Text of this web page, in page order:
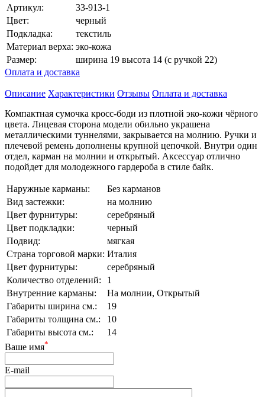
Артикул:
33-913-1
Цвет:
черный
Подкладка:
текстиль
Материал верха: эко-кожа
Размер:
ширина 19 высота 14 (с ручкой 22)
Оплата и доставка
Описание Характеристики Отзывы Оплата и доставка
Компактная сумочка кросс-боди из плотной эко-кожи чёрного
цвета. Лицевая сторона модели обильно украшена
металлическими туннелями, закрывается на молнию. Ручки и
плечевой ремень дополнены крупной цепочкой. Внутри один
отдел, карман на молнии и открытый. Аксессуар отлично
подойдет для молодежного гардероба в стиле байк.
Наружные карманы:
Без карманов
Вид застежки:
на молнию
Цвет фурнитуры:
серебряный
Цвет подкладки:
черный
Подвид:
мягкая
Страна торговой марки: Италия
Цвет фурнитуры:
серебряный
Количество отделений:
1
Внутренние карманы:
На молнии, Открытый
Габариты ширина см.:
19
Габариты толщина см.:
10
Габариты высота см.:
14
Ваше имя*
E-mail